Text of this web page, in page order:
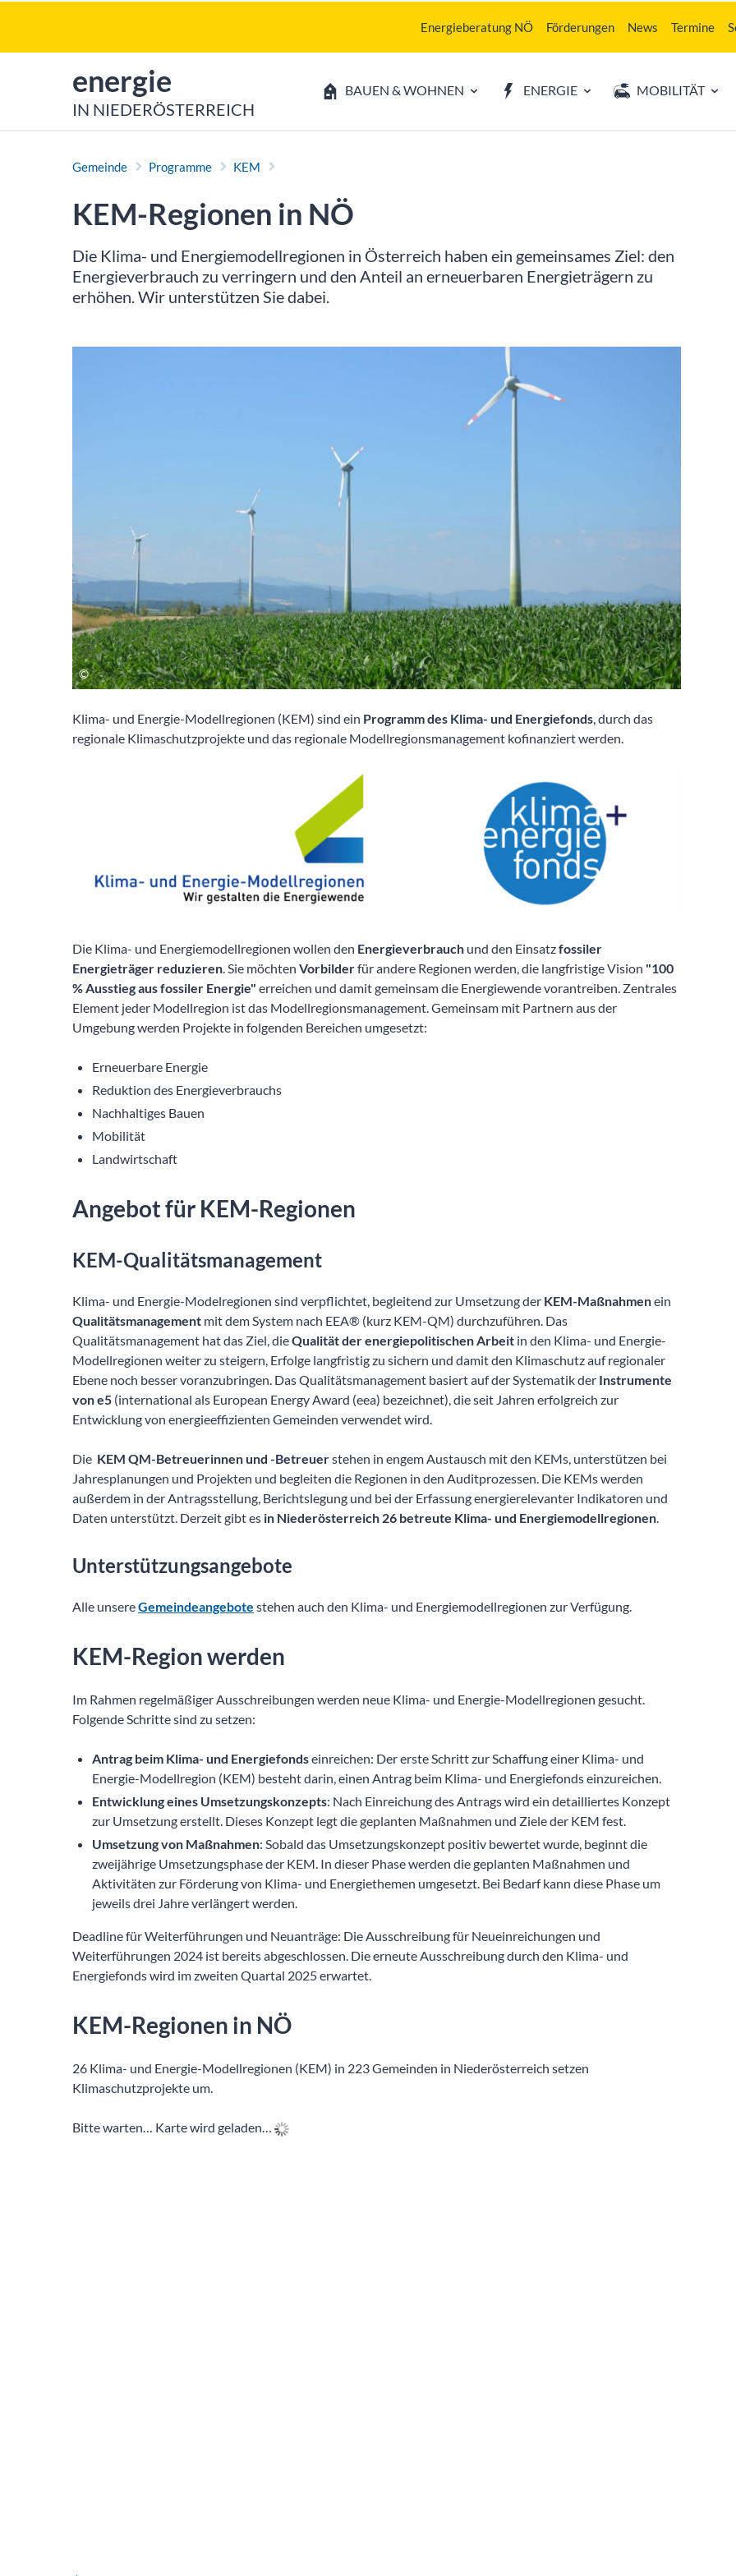
Energieberatung NÖ Förderungen News Termine
zur Startseite von
energie
IN NIEDERÖSTERREICH
BAUEN & WOHNEN ENERGIE MOBILITÄT
Gemeinde Programme KEM
KEM-Regionen in NÖ
Die Klima- und Energiemodellregionen in Österreich haben ein gemeinsames Ziel: den
Energieverbrauch zu verringern und den Anteil an erneuerbaren Energieträgern zu
erhöhen. Wir unterstützen Sie dabei.
Klima- und Energie-Modellregionen (KEM) sind ein Programm des Klima- und Energiefonds , durch das
regionale Klimaschutzprojekte und das regionale Modellregionsmanagement kofinanziert werden.
Die Klima- und Energiemodellregionen wollen den Energieverbrauch und den Einsatzfossiler
Energieträger reduzieren . Sie möchten Vorbilderfür andere Regionen werden, die langfristige Vision "100
% Ausstieg aus fossiler Energie" erreichen und damit gemeinsam die Energiewende vorantreiben. Zentrales
Element jeder Modellregion ist das Modellregionsmanagement. Gemeinsam mit Partnern aus der
Umgebung werden Projekte in folgenden Bereichen umgesetzt:
Erneuerbare Energie
Reduktion des Energieverbrauchs
Nachhaltiges Bauen
Mobilität
Landwirtschaft
Angebot für KEM-Regionen
KEM-Qualitätsmanagement
Klima- und Energie-Modelregionen sind verpflichtet, begleitend zur Umsetzung der KEM-Maßnahmenein
Qualitätsmanagement mit dem System nach EEA® (kurz KEM-QM) durchzuführen. Das
Qualitätsmanagement hat das Ziel, dieQualität der energiepolitischen Arbeit in den Klima- und Energie-
Modellregionen weiter zu steigern, Erfolge langfristig zu sichern und damit den Klimaschutz auf regionaler
Ebene noch besser voranzubringen. Das Qualitätsmanagement basiert auf der Systematik der Instrumente
von e5 (international als European Energy Award (eea) bezeichnet), die seit Jahren erfolgreich zur
Entwicklung von energieeffizienten Gemeinden verwendet wird.
Die KEM QM-Betreuerinnen und -Betreuerstehen in engem Austausch mit den KEMs, unterstützen bei
Jahresplanungen und Projekten und begleiten die Regionen in den Auditprozessen. Die KEMs werden
außerdem in der Antragsstellung, Berichtslegung und bei der Erfassung energierelevanter Indikatoren und
Daten unterstützt. Derzeit gibt es in Niederösterreich 26 betreute Klima- und Energiemodellregionen
Unterstützungsangebote
Alle unsereGemeindeangebote stehen auch den Klima- und Energiemodellregionen zur Verfügung.
KEM-Region werden
Im Rahmen regelmäßiger Ausschreibungen werden neue Klima- und Energie-Modellregionen gesucht.
Folgende Schritte sind zu setzen:
Antrag beim Klima- und Energiefondseinreichen: Der erste Schritt zur Schaffung einer Klima- und
Energie-Modellregion (KEM) besteht darin, einen Antrag beim Klima- und Energiefonds einzureichen.
Entwicklung eines Umsetzungskonzepts: Nach Einreichung des Antrags wird ein detailliertes Konzept
zur Umsetzung erstellt. Dieses Konzept legt die geplanten Maßnahmen und Ziele der KEM fest.
Umsetzung von Maßnahmen: Sobald das Umsetzungskonzept positiv bewertet wurde, beginnt die
zweijährige Umsetzungsphase der KEM. In dieser Phase werden die geplanten Maßnahmen und
Aktivitäten zur Förderung von Klima- und Energiethemen umgesetzt. Bei Bedarf kann diese Phase um
jeweils drei Jahre verlängert werden.
Deadline für Weiterführungen und Neuanträge: Die Ausschreibung für Neueinreichungen und
Weiterführungen 2024 ist bereits abgeschlossen. Die erneute Ausschreibung durch den Klima- und
Energiefonds wird im zweiten Quartal 2025 erwartet.
KEM-Regionen in NÖ
26 Klima- und Energie-Modellregionen (KEM) in 223 Gemeinden in Niederösterreich setzen
Klimaschutzprojekte um.
Bitte warten… Karte wird geladen…